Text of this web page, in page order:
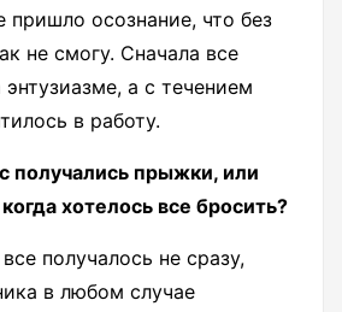
пришло осознание, что без
не смогу. Сначала все
а с течением
в работу.
получались прыжки, или
хотелось все бросить?
получалось не сразу,
в любом случае